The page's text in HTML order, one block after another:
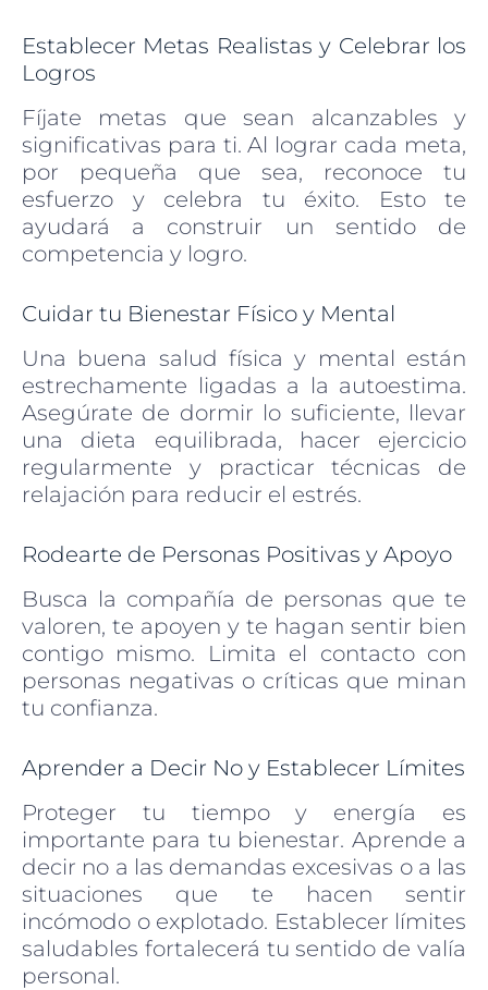
Establecer Metas Realistas y Celebrar los
Logros
Fíjate metas que sean alcanzables y
significativas para ti. Al lograr cada meta,
por pequeña que sea, reconoce tu
esfuerzo y celebra tu éxito. Esto te
ayudará a construir un sentido de
competencia y logro.
Cuidar tu Bienestar Físico y Mental
Una buena salud física y mental están
estrechamente ligadas a la autoestima.
Asegúrate de dormir lo suficiente, llevar
una dieta equilibrada, hacer ejercicio
regularmente y practicar técnicas de
relajación para reducir el estrés.
Rodearte de Personas Positivas y Apoyo
Busca la compañía de personas que te
valoren, te apoyen y te hagan sentir bien
contigo mismo. Limita el contacto con
personas negativas o críticas que minan
tu confianza.
Aprender a Decir No y Establecer Límites
Proteger tu tiempo y energía es
importante para tu bienestar. Aprende a
decir no a las demandas excesivas o a las
situaciones que te hacen sentir
incómodo o explotado. Establecer límites
saludables fortalecerá tu sentido de valía
personal.